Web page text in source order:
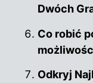
Dwóch
Co robić
Odkryj